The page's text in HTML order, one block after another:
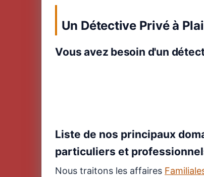
Un Détective Privé à
Vous avez besoin d'un
Liste de nos principaux
particuliers et
Nous traitons les affaires